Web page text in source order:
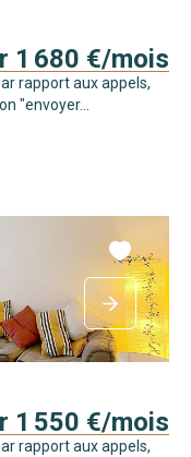
1 680 €/mois
rapport aux appels,
"envoyer...
1 550 €/mois
rapport aux appels,